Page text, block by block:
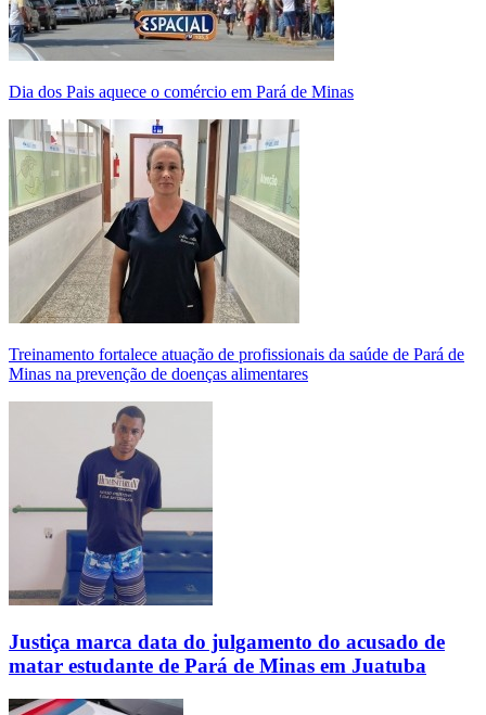
Dia dos Pais aquece o comércio em Pará de Minas
Treinamento fortalece atuação de profissionais da saúde de Pará de
Minas na prevenção de doenças alimentares
Justiça marca data do julgamento do acusado de
matar estudante de Pará de Minas em Juatuba